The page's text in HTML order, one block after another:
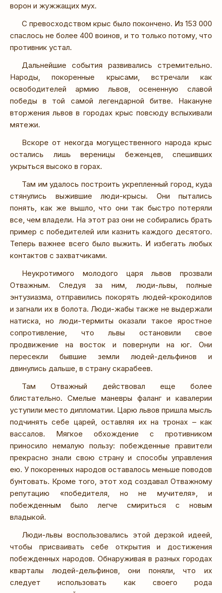
ворон и жужжащих мух.
С превосходством крыс было покончено. Из 153 000
спаслось не более 400 воинов, и то только потому, что
противник устал.
Дальнейшие события развивались стремительно.
Народы, покоренные крысами, встречали как
освободителей армию львов, осененную славой
победы в той самой легендарной битве. Накануне
вторжения львов в городах крыс повсюду вспыхивали
мятежи.
Вскоре от некогда могущественного народа крыс
остались лишь вереницы беженцев, спешивших
укрыться высоко в горах.
Там им удалось построить укрепленный город, куда
стянулись выжившие люди-крысы. Они пытались
понять, как же вышло, что они так быстро потеряли
все, чем владели. На этот раз они не собирались брать
пример с победителей или казнить каждого десятого.
Теперь важнее всего было выжить. И избегать любых
контактов с захватчиками.
Неукротимого молодого царя львов прозвали
Отважным. Следуя за ним, люди-львы, полные
энтузиазма, отправились покорять людей-крокодилов
и загнали их в болота. Люди-жабы также не выдержали
натиска, но люди-термиты оказали такое яростное
сопротивление, что львы остановили свое
продвижение на восток и повернули на юг. Они
пересекли бывшие земли людей-дельфинов и
двинулись дальше, в страну скарабеев.
Там Отважный действовал еще более
блистательно. Смелые маневры фаланг и кавалерии
уступили место дипломатии. Царю львов пришла мысль
подчинять себе царей, оставляя их на тронах – как
вассалов. Мягкое обхождение с противником
приносило немалую пользу: побежденные правители
прекрасно знали свою страну и способы управления
ею. У покоренных народов оставалось меньше поводов
бунтовать. Кроме того, этот ход создавал Отважному
репутацию «победителя, но не мучителя», и
побежденным было легче смириться с новым
владыкой.
Люди-львы воспользовались этой дерзкой идеей,
чтобы присваивать себе открытия и достижения
побежденных народов. Обнаруживая в разных городах
кварталы людей-дельфинов, они поняли, что их
следует использовать как своего рода